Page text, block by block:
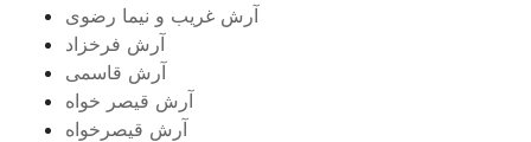
آرش غریب و نیما رضوی
آرش فرخزاد
آرش قاسمی
آرش قیصر خواه
آرش قیصرخواه